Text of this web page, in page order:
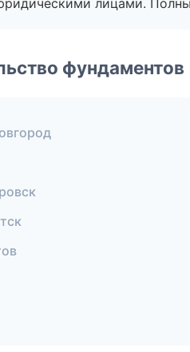
лицами.
фундаментов